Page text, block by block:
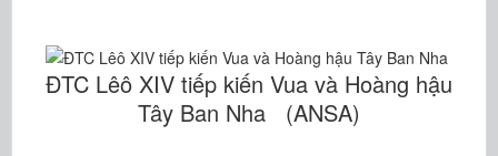
ĐTC Lêô XIV tiếp kiến Vua và Hoàng hậu
Tây Ban Nha (ANSA)